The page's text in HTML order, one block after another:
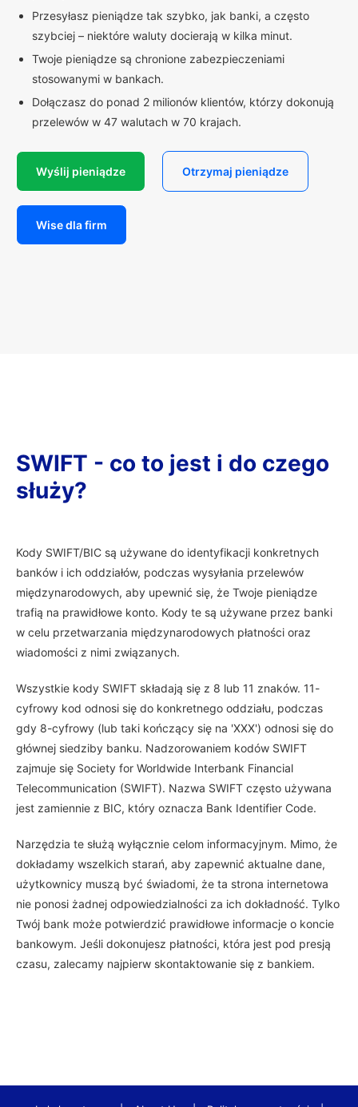
Przesyłasz pieniądze tak szybko, jak banki, a często
szybciej – niektóre waluty docierają w kilka minut.
Twoje pieniądze są chronione zabezpieczeniami
stosowanymi w bankach.
Dołączasz do ponad 2 milionów klientów, którzy dokonują
przelewów w 47 walutach w 70 krajach.
Wyślij pieniądze Otrzymaj pieniądze
Wise dla firm
SWIFT - co to jest i do czego
służy?
Kody SWIFT/BIC są używane do identyfikacji konkretnych
banków i ich oddziałów, podczas wysyłania przelewów
międzynarodowych, aby upewnić się, że Twoje pieniądze
trafią na prawidłowe konto. Kody te są używane przez banki
w celu przetwarzania międzynarodowych płatności oraz
wiadomości z nimi związanych.
Wszystkie kody SWIFT składają się z 8 lub 11 znaków. 11-
cyfrowy kod odnosi się do konkretnego oddziału, podczas
gdy 8-cyfrowy (lub taki kończący się na 'XXX') odnosi się do
głównej siedziby banku. Nadzorowaniem kodów SWIFT
zajmuje się Society for Worldwide Interbank Financial
Telecommunication (SWIFT). Nazwa SWIFT często używana
jest zamiennie z BIC, który oznacza Bank Identifier Code.
Narzędzia te służą wyłącznie celom informacyjnym. Mimo, że
dokładamy wszelkich starań, aby zapewnić aktualne dane,
użytkownicy muszą być świadomi, że ta strona internetowa
nie ponosi żadnej odpowiedzialności za ich dokładność. Tylko
Twój bank może potwierdzić prawidłowe informacje o koncie
bankowym. Jeśli dokonujesz płatności, która jest pod presją
czasu, zalecamy najpierw skontaktowanie się z bankiem.